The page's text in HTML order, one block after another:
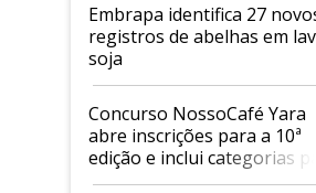
Embrapa identifica 27
registros de abelhas em
soja
Concurso NossoCafé Yara
abre inscrições para a 10ª
edição e inclui categorias
cafés Canephora